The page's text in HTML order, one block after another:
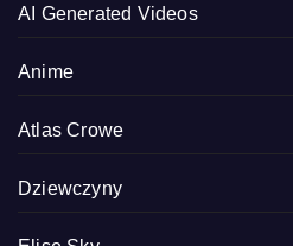
AI Generated Videos
Anime
Atlas Crowe
Dziewczyny